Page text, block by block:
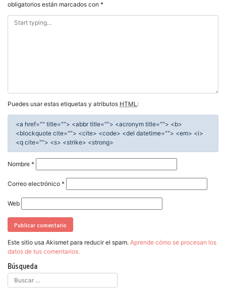
obligatorios están marcados con *
Puedes usar estas etiquetas y atributos HTML:
<a href="" title=""> <abbr title=""> <acronym title=""> <b>
<blockquote cite=""> <cite> <code> <del datetime=""> <em> <i>
<q cite=""> <s> <strike> <strong>
Nombre *
Correo electrónico *
Web
Este sitio usa Akismet para reducir el spam. Aprende cómo se procesan los
datos de tus comentarios.
Búsqueda